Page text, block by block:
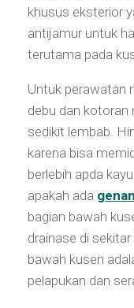
khusus eksterior
antijamur untuk
terutama pada
Untuk perawatan
debu dan kotoran
sedikit lembab.
karena bisa
berlebih apda
apakah ada
bagian bawah
drainase di
bawah kusen
pelapukan dan